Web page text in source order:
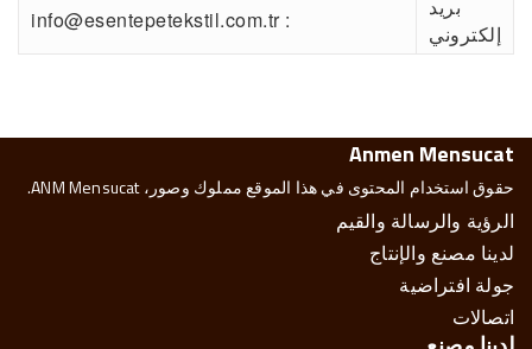
بريد
إلكتروني
: info@esentepetekstil.com.tr
Anmen Mensucat
حقوق استخدام المحتوى في هذا الموقع مملوك وصور، ANM Mensucat.
الرؤية والرسالة والقيم
لدينا مصنع والإنتاج
جولة افتراضية
اتصالات